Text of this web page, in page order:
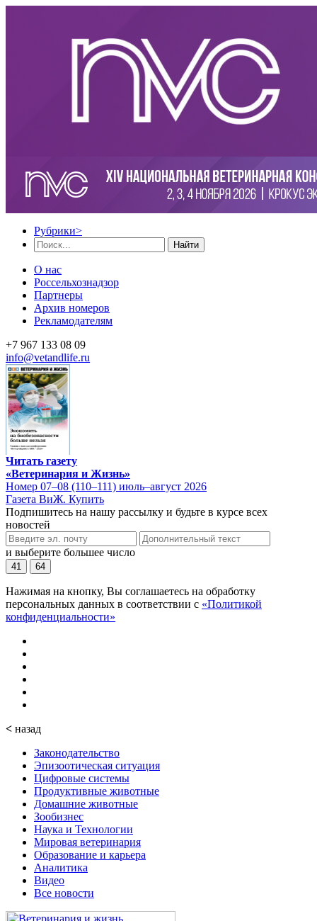
Рубрики>
Найти
О нас
Россельхознадзор
Партнеры
Архив номеров
Рекламодателям
+7 967 133 08 09
info@vetandlife.ru
Читать газету
«Ветеринария и Жизнь»
Номер 07–08 (110–111) июль–август 2026
Газета ВиЖ. Купить
Подпишитесь на нашу рассылку и будьте в курсе всех
новостей
и выберите большее число
41 64
Нажимая на кнопку, Вы соглашаетесь на обработку
персональных данных в соответствии с «Политикой
конфиденциальности»
< назад
Законодательство
Эпизоотическая ситуация
Цифровые системы
Продуктивные животные
Домашние животные
Зообизнес
Наука и Технологии
Мировая ветеринария
Образование и карьера
Аналитика
Видео
Все новости